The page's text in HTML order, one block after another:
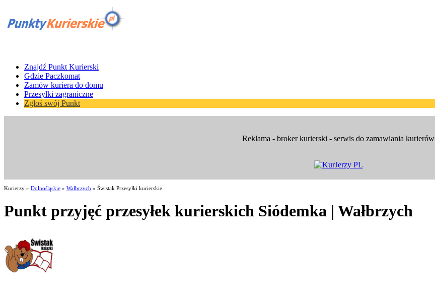
Znajdź Punkt Kurierski
Gdzie Paczkomat
Zamów kuriera do domu
Przesyłki zagraniczne
Zgłoś swój Punkt
Reklama - broker kurierski - serwis do zamawiania kurierów
Kurierzy » Dolnośląskie » Wałbrzych » Świstak Przesyłki kurierskie
Punkt przyjęć przesyłek kurierskich Siódemka | Wałbrzych